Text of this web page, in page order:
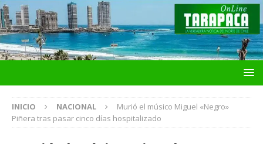
INICIO NACIONAL
Murió el músico Miguel «Negro»
Piñera tras pasar cinco días hospitalizado